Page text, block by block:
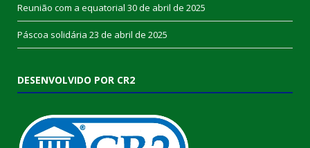
Reunião com a equatorial 30 de abril de 2025
Páscoa solidária 23 de abril de 2025
DESENVOLVIDO POR CR2